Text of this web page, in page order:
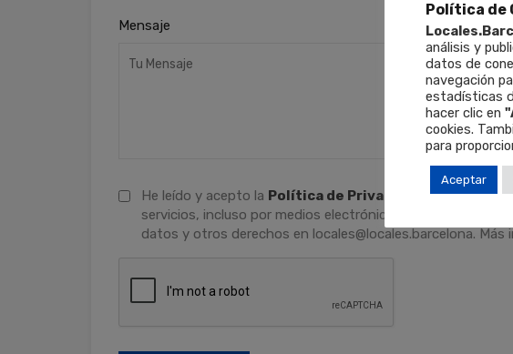
Mensaje
He leído y acepto la Política de Privacidad Finalidades:
servicios, incluso por medios electrónicos.
:
datos y otros derechos en locales@locales.barcelona.
Política de
análisis y
datos de
navegación
estadísticas
hacer clic en
cookies.
para
Aceptar